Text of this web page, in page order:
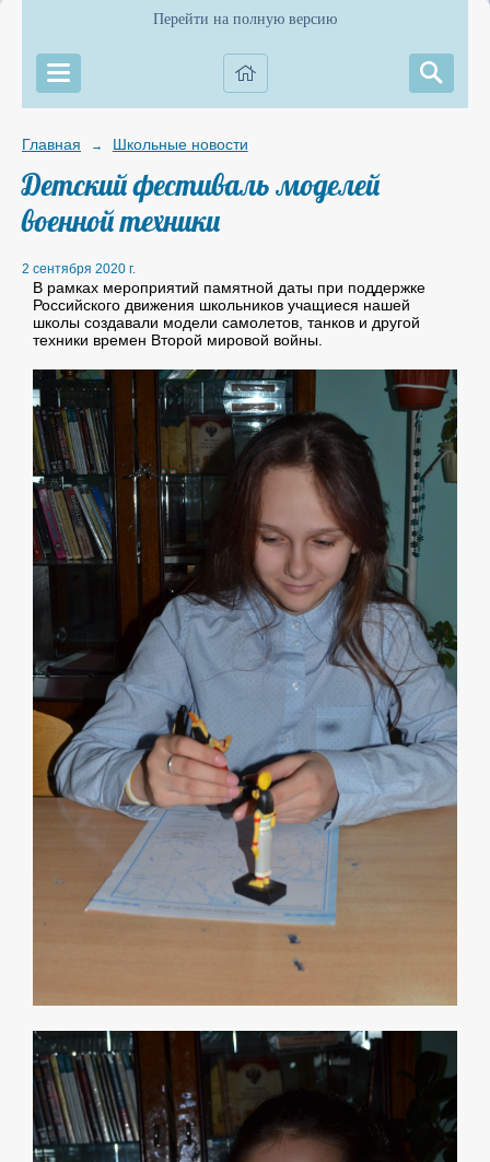
Перейти на полную версию
Главная → Школьные новости
Детский фестиваль моделей
военной техники
2 сентября 2020 г.
В рамках мероприятий памятной даты при поддержке
Российского движения школьников учащиеся нашей
школы создавали модели самолетов, танков и другой
техники времен Второй мировой войны.